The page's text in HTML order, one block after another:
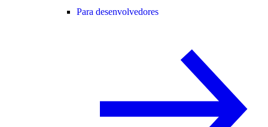
Para desenvolvedores